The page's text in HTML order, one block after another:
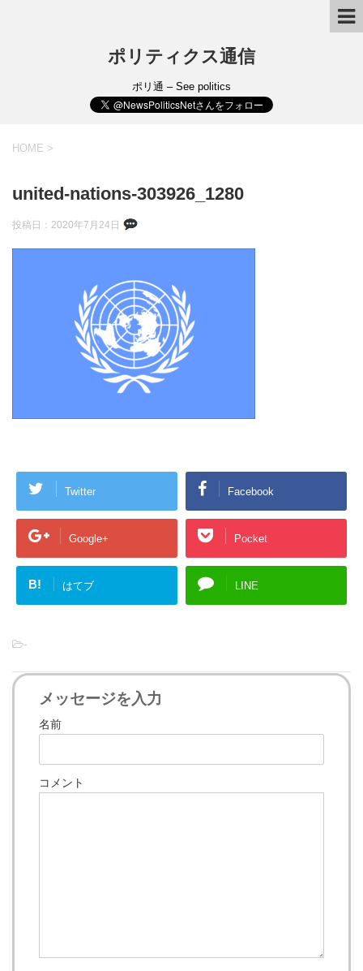
ポリティクス通信
ポリ通 – See politics
HOME >
united-nations-303926_1280
投稿日： 2020年7月24日
Twitter Facebook
Google+ Pocket
B! はてブ LINE
-
メッセージを入力
名前
コメント